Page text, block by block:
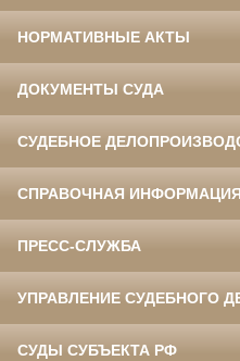
НОРМАТИВНЫЕ АКТЫ
ДОКУМЕНТЫ СУДА
СУДЕБНОЕ
СПРАВОЧНАЯ ИНФОРМАЦИЯ
ПРЕСС-СЛУЖБА
УПРАВЛЕНИЕ СУДЕБНОГО
СУДЫ СУБЪЕКТА РФ